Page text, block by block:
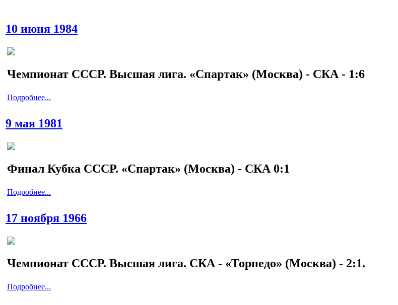
10 июня 1984
Чемпионат СССР. Высшая лига. «Спартак» (Москва) - СКА - 1:6
Подробнее...
9 мая 1981
Финал Кубка СССР. «Спартак» (Москва) - СКА 0:1
Подробнее...
17 ноября 1966
Чемпионат СССР. Высшая лига. СКА - «Торпедо» (Москва) - 2:1.
Подробнее...